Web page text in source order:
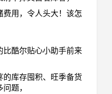
用，令人头大！该怎
酷尔贴心小助手前来
库存囤积、旺季备货
题，